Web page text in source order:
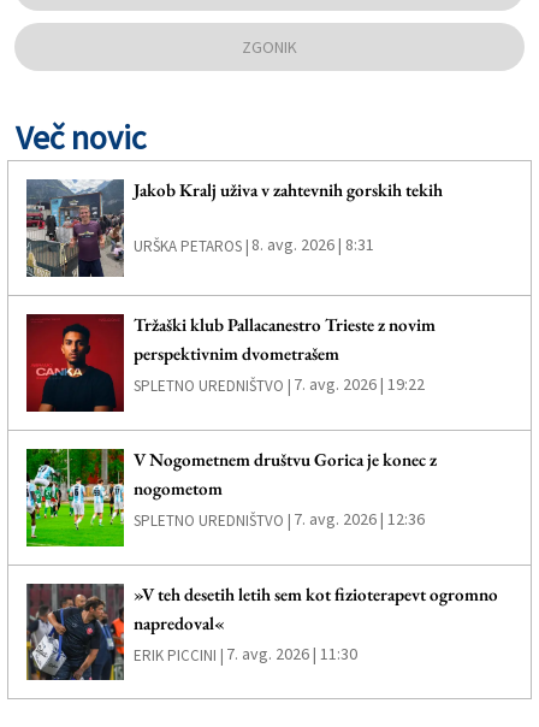
ZGONIK
Več novic
Jakob Kralj uživa v zahtevnih gorskih tekih
URŠKA PETAROS | 8. avg. 2026 | 8:31
Tržaški klub Pallacanestro Trieste z novim
perspektivnim dvometrašem
SPLETNO UREDNIŠTVO | 7. avg. 2026 | 19:22
V Nogometnem društvu Gorica je konec z
nogometom
SPLETNO UREDNIŠTVO | 7. avg. 2026 | 12:36
»V teh desetih letih sem kot fizioterapevt ogromno
napredoval«
ERIK PICCINI | 7. avg. 2026 | 11:30